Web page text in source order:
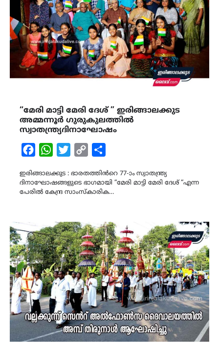
“മേരി മാട്ടി മേരി ദേശ് ” ഇരിങ്ങാലക്കുട
അമ്മന്നൂർ ഗുരുകുലത്തിൽ
സ്വാതന്ത്ര്യദിനാഘോഷം
FacebookWhatsAppTwitterCopy
ഇരിങ്ങാലക്കുട : ഭാരതത്തിൻറെ 77-ാം സ്വാതന്ത്ര്യ
ദിനാഘോഷങ്ങളുടെ ഭാഗമായി “മേരി മാട്ടി മേരി ദേശ് “എന്ന
പേരിൽ കേന്ദ്ര സാംസ്കാരിക…